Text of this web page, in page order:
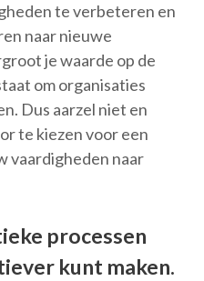
te verbeteren en
naar nieuwe
je waarde op de
om organisaties
Dus aarzel niet en
te kiezen voor een
vaardigheden naar
processen
kunt maken.